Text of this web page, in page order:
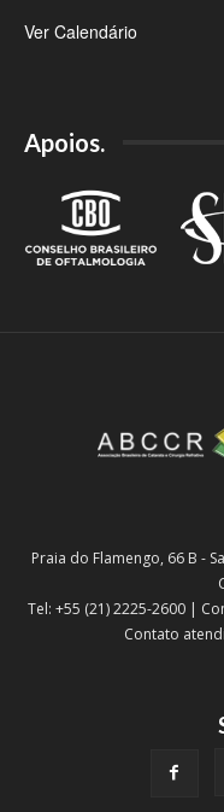
Ver Calendário
Apoios.
Praia do Flamengo, 66 B -
Tel: +55 (21) 2225-2600 |
Contato